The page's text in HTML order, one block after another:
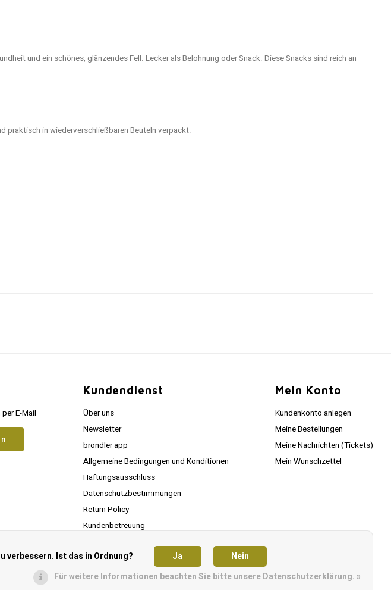
und ein schönes, glänzendes Fell. Lecker als Belohnung oder Snack. Diese Snacks sind reich an
praktisch in wiederverschließbaren Beuteln verpackt.
E-Mail
Kundendienst
Über uns
Newsletter
brondler app
Allgemeine Bedingungen und Konditionen
Haftungsausschluss
Datenschutzbestimmungen
Return Policy
Kundenbetreuung
Mein Konto
Kundenkonto anlegen
Meine Bestellungen
Meine Nachrichten (Tickets)
Mein Wunschzettel
verbessern. Ist das in Ordnung? Ja
Nein
Für weitere Informationen beachten Sie bitte unsere Datenschutzerklärung. »